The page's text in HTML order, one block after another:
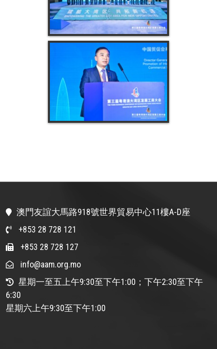
澳門友誼大馬路918號世界貿易中心11樓A-D座
+853 28 728 121
+853 28 728 127
info@aam.org.mo
星期一至五上午9:30至下午1:00；下午2:30至下午
6:30
星期六上午9:30至下午1:00